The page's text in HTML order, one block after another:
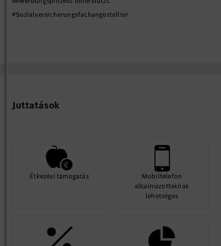
#Sozialversicherungsfachangestellter
Juttatások
Étkezési támogatás
Mobiltelefon
alkalmazottaknak
lehetséges